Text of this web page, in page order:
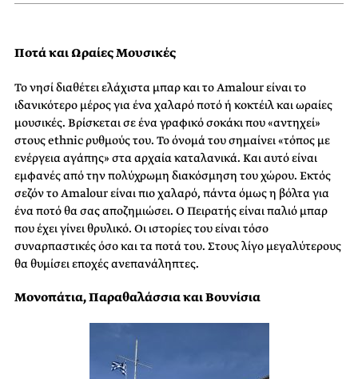
Ποτά και Ωραίες Μουσικές
Το νησί διαθέτει ελάχιστα μπαρ και το Amalour είναι το
ιδανικότερο μέρος για ένα χαλαρό ποτό ή κοκτέιλ και ωραίες
μουσικές. Βρίσκεται σε ένα γραφικό σοκάκι που «αντηχεί»
στους ethnic ρυθμούς του. Το όνομά του σημαίνει «τόπος με
ενέργεια αγάπης» στα αρχαία καταλανικά. Και αυτό είναι
εμφανές από την πολύχρωμη διακόσμηση του χώρου. Εκτός
σεζόν το Amalour είναι πιο χαλαρό, πάντα όμως η βόλταγια
ένα ποτό θα σας αποζημιώσει. Ο Πειρατής είναι παλιό μπαρ
που έχει γίνει θρυλικό. Οι ιστορίες του είναι τόσο
συναρπαστικές όσο και τα ποτά του. Στους λίγο μεγαλύτερους
θα θυμίσει εποχές ανεπανάληπτες.
Μονοπάτια, Παραθαλάσσια και Βουνίσια